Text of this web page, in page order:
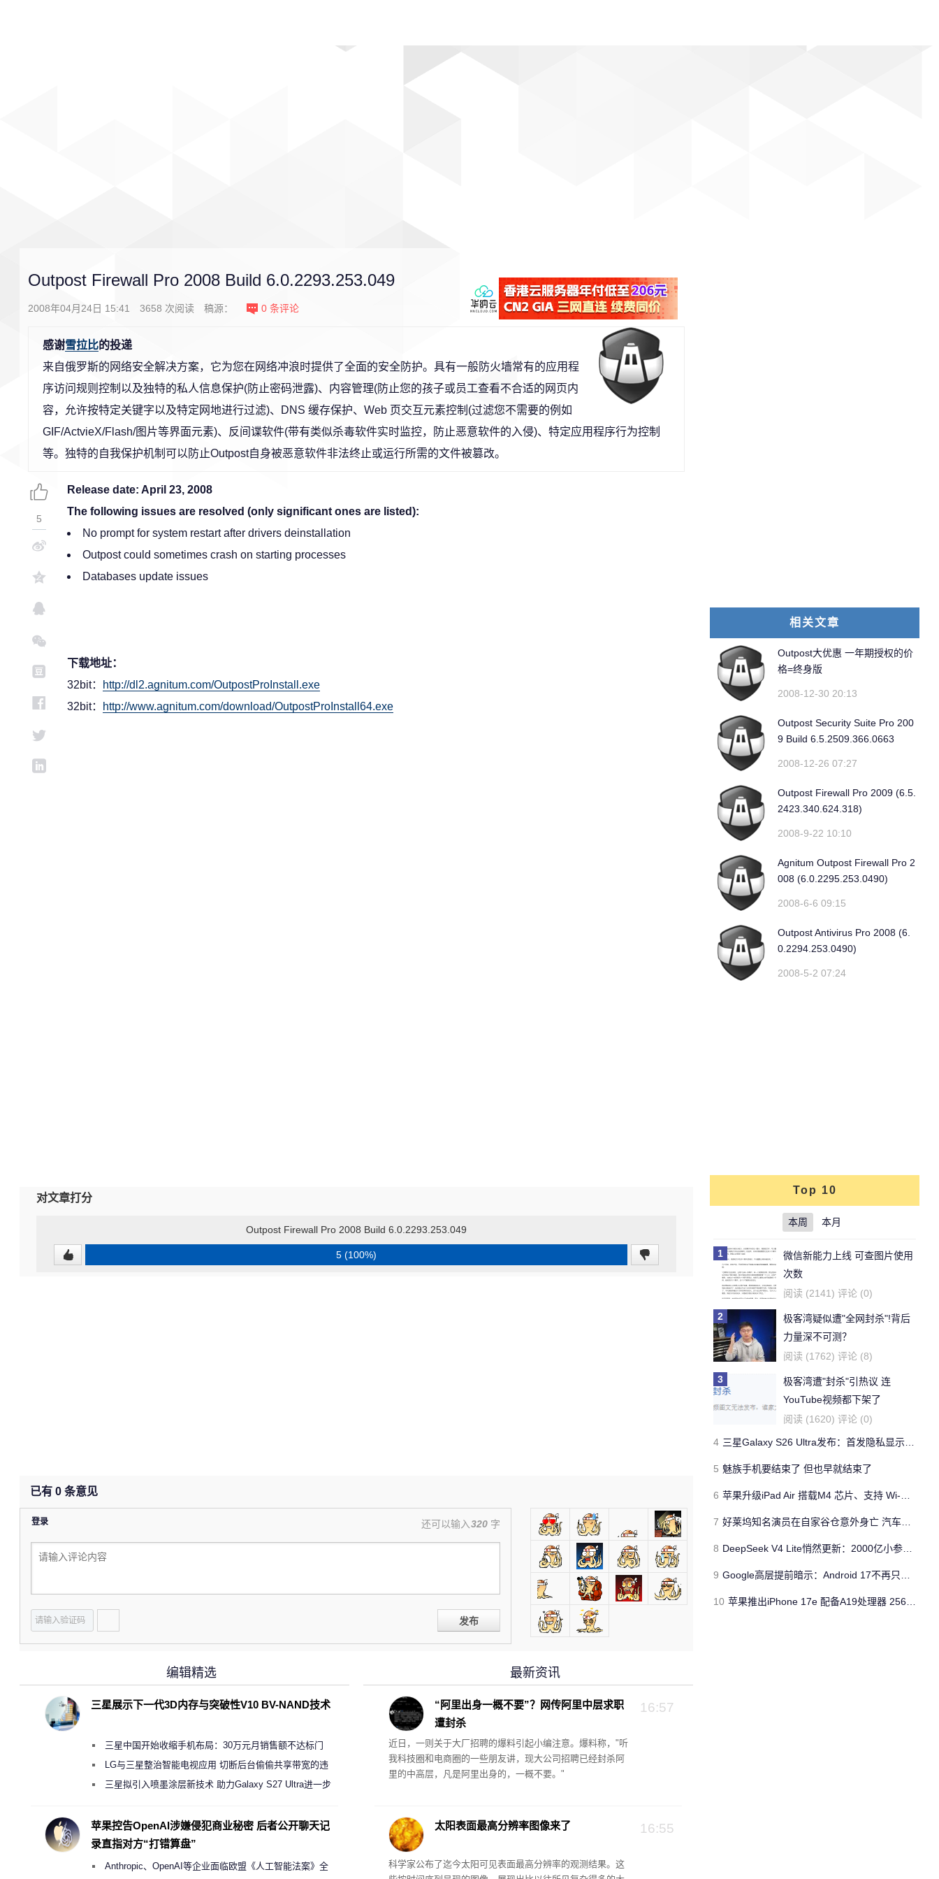
Outpost Firewall Pro 2008 Build 6.0.2293.253.049
2008年04月24日 15:41 3658 次阅读 稿源： 0 条评论
感谢雪拉比的投递
来自俄罗斯的网络安全解决方案，它为您在网络冲浪时提供了全面的安全防护。具有一般防火墙常有的应用程
序访问规则控制以及独特的私人信息保护(防止密码泄露)、内容管理(防止您的孩子或员工查看不合适的网页内
容，允许按特定关键字以及特定网地进行过滤)、DNS 缓存保护、Web 页交互元素控制(过滤您不需要的例如
GIF/ActvieX/Flash/图片等界面元素)、反间谍软件(带有类似杀毒软件实时监控，防止恶意软件的入侵)、特定应用程序行为控制
等。独特的自我保护机制可以防止Outpost自身被恶意软件非法终止或运行所需的文件被篡改。
Release date: April 23, 2008
The following issues are resolved (only significant ones are listed):
No prompt for system restart after drivers deinstallation
Outpost could sometimes crash on starting processes
Databases update issues
下载地址：
32bit：
http://dl2.agnitum.com/OutpostProInstall.exe
32bit：
http://www.agnitum.com/download/OutpostProInstall64.exe
5
对文章打分
Outpost Firewall Pro 2008 Build 6.0.2293.253.049
5 (100%)
已有 0 条意见
登录 还可以输入320 字
发布
最新资讯
16:57
“阿里出身一概不要”？网传阿里中层求职
遭封杀
近日，一则关于大厂招聘的爆料引起小编注意。爆料称，"听
我科技圈和电商圈的一些朋友讲，现大公司招聘已经封杀阿
里的中高层，凡是阿里出身的，一概不要。"
16:55
太阳表面最高分辨率图像来了
科学家公布了迄今太阳可见表面最高分辨率的观测结果。这
编辑精选
三星展示下一代3D内存与突破性V10 BV-NAND技术
三星中国开始收缩手机布局：30万元月销售额不达标门
店 将被逐步清退
LG与三星整治智能电视应用 切断后台偷偷共享带宽的违
规行为三星拟引入喷墨涂层新技术 助力Galaxy S27 Ultra进一步
苹果控告OpenAI涉嫌侵犯商业秘密 后者公开聊天记
录直指对方“打错算盘”
Anthropic、OpenAI等企业面临欧盟《人工智能法案》全
相关文章
Outpost大优惠 一年期授权的价
格=终身版
2008-12-30 20:13
Outpost Security Suite Pro 200
9 Build 6.5.2509.366.0663
2008-12-26 07:27
Outpost Firewall Pro 2009 (6.5.
2423.340.624.318)
2008-9-22 10:10
Agnitum Outpost Firewall Pro 2
008 (6.0.2295.253.0490)
2008-6-6 09:15
Outpost Antivirus Pro 2008 (6.
0.2294.253.0490)
2008-5-2 07:24
Top 10
本周 本月
1
微信新能力上线 可查图片使用
次数
阅读 (2141) 评论 (0)
2
极客湾疑似遭"全网封杀"!背后
力量深不可测？
阅读 (1762) 评论 (8)
3
极客湾遭"封杀"引热议 连
YouTube视频都下架了
阅读 (1620) 评论 (0)
4 三星Galaxy S26 Ultra发布：首发隐私显示屏、骁龙 8 Elite Gen 5与60W闪充
5 魅族手机要结束了 但也早就结束了
6 苹果升级iPad Air 搭载M4 芯片、支持 Wi‑Fi 7 售价不变
7 好莱坞知名演员在自家谷仓意外身亡 汽车搭电时突然自燃
8 DeepSeek V4 Lite悄然更新：2000亿小参数性能逼近美国顶流
9 Google高层提前暗示：Android 17不再只是操作系统
10 苹果推出iPhone 17e 配备A19处理器 256GB容量起步 刘海屏依旧